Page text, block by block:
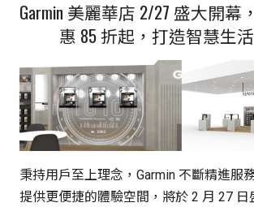
Garmin 美麗華店 2/27 盛大開幕
惠 85 折起，打造智慧生
秉持用戶至上理念，Garmin 不斷精進服
提供更便捷的體驗空間，將於 2 月 27 日